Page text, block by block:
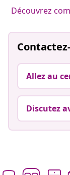
Découvrez
Allez au
Discutez